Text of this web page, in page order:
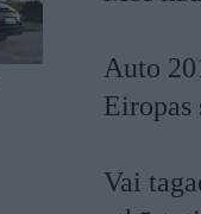
Auto
Eiropas
Vai